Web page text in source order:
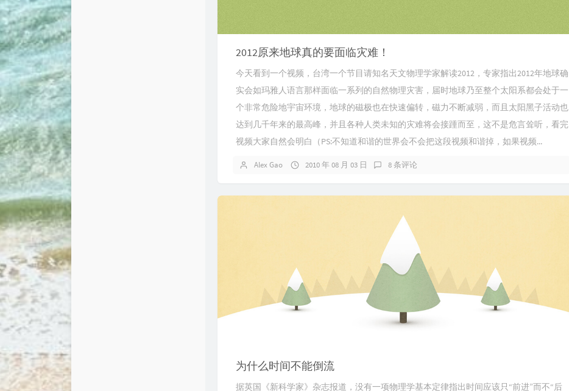
2012原来地球真的要面临灾难！
今天看到一个视频，台湾一个节目请知名天文物理学家解读2012，专家指出2012年地球确
实会如玛雅人语言那样面临一系列的自然物理灾害，届时地球乃至整个太阳系都会处于一
个非常危险地宇宙环境，地球的磁极也在快速偏转，磁力不断减弱，而且太阳黑子活动也
达到几千年来的最高峰，并且各种人类未知的灾难将会接踵而至，这不是危言耸听，看完
视频大家自然会明白（PS:不知道和谐的世界会不会把这段视频和谐掉，如果视频...
Alex Gao 2010 年 08 月 03 日 8 条评论
为什么时间不能倒流
据英国《新科学家》杂志报道，没有一项物理学基本定律指出时间应该只“前进”而不“后